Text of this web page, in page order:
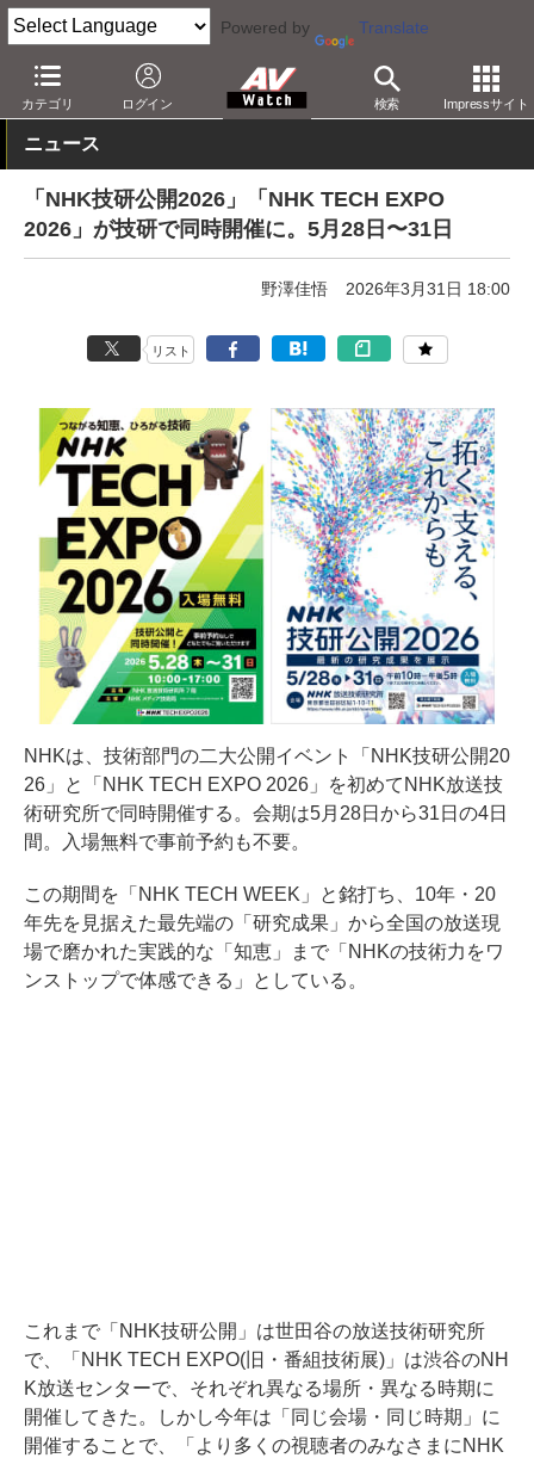
Powered by Translate
カテゴリ ログイン 検索 Impressサイト
AV Watch イベント NHK技研公開
ニュース
「NHK技研公開2026」「NHK TECH EXPO
2026」が技研で同時開催に。5月28日〜31日
野澤佳悟 2026年3月31日 18:00
リスト
NHKは、技術部門の二大公開イベント「NHK技研公開20
26」と「NHK TECH EXPO 2026」を初めてNHK放送技
術研究所で同時開催する。会期は5月28日から31日の4日
間。入場無料で事前予約も不要。
この期間を「NHK TECH WEEK」と銘打ち、10年・20
年先を見据えた最先端の「研究成果」から全国の放送現
場で磨かれた実践的な「知恵」まで「NHKの技術力をワ
ンストップで体感できる」としている。
これまで「NHK技研公開」は世田谷の放送技術研究所
で、「NHK TECH EXPO(旧・番組技術展)」は渋谷のNH
K放送センターで、それぞれ異なる場所・異なる時期に
開催してきた。しかし今年は「同じ会場・同じ時期」に
開催することで、「より多くの視聴者のみなさまにNHK